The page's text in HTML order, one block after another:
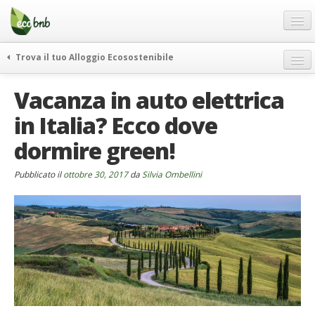
Menu
Salta
contenuto
Offerte Speciali
Regali
FAQ
Chi Siamo
Partner
Contatti
Italiano
German
English
Spanish
Trova il tuo Alloggio Ecosostenibile
itinerari
curiosità
vivere e viaggiare verde
rassegna stampa
Vacanza in auto elettrica
in Italia? Ecco dove
dormire green!
Pubblicato ilottobre 30, 2017da Silvia Ombellini